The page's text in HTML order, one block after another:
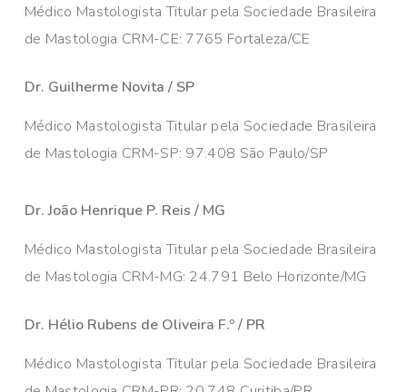
Médico Mastologista Titular pela Sociedade Brasileira
de Mastologia CRM-CE: 7765 Fortaleza/CE
Dr. Guilherme Novita / SP
Médico Mastologista Titular pela Sociedade Brasileira
de Mastologia CRM-SP: 97.408 São Paulo/SP
Dr. João Henrique P. Reis / MG
Médico Mastologista Titular pela Sociedade Brasileira
de Mastologia CRM-MG: 24.791 Belo Horizonte/MG
Dr. Hélio Rubens de Oliveira F.º / PR
Médico Mastologista Titular pela Sociedade Brasileira